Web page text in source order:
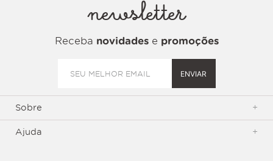
newsletter
Receba novidadese promoções
ENVIAR
Sobre +
Ajuda +